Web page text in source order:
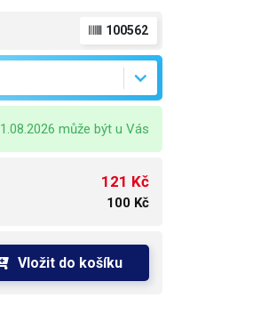
100562
může být u Vás
121 Kč
100 Kč
Vložit do košíku